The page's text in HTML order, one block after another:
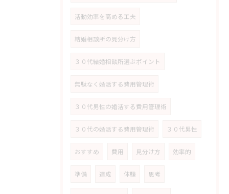
活動効率を高める工夫
結婚相談所の見分け方
３０代結婚相談所選ぶポイント
無駄なく婚活する費用管理術
３０代男性の婚活する費用管理術
３０代の婚活する費用管理術 ３０代男性
おすすめ 費用 見分け方 効率的
準備 達成 体験 思考